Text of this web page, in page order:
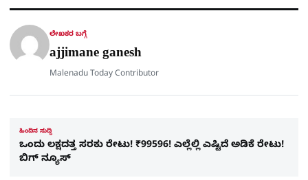
p
p
o
k
a
m
a
ಲೇಖಕರ ಬಗ್ಗೆ
ajjimane ganesh
Malenadu Today Contributor
ಹಿಂದಿನ ಸುದ್ದಿ
ಒಂದು ಲಕ್ಷದತ್ತ ಸರಕು ರೇಟು! ₹99596! ಎಲ್ಲೆಲ್ಲಿ ಎಷ್ಟಿದೆ ಅಡಿಕೆ ರೇಟು!
ಬಿಗ್​ ನ್ಯೂಸ್